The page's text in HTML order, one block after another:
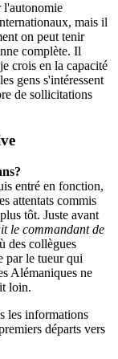
l'autonomie
mais il
on peut tenir
complète. Il
crois en la capacité
gens s'intéressent
de sollicitations
entré en fonction,
attentats commis
tôt. Juste avant
le commandant de
des collègues
par le tueur qui
Alémaniques ne
loin.
les informations
départs vers